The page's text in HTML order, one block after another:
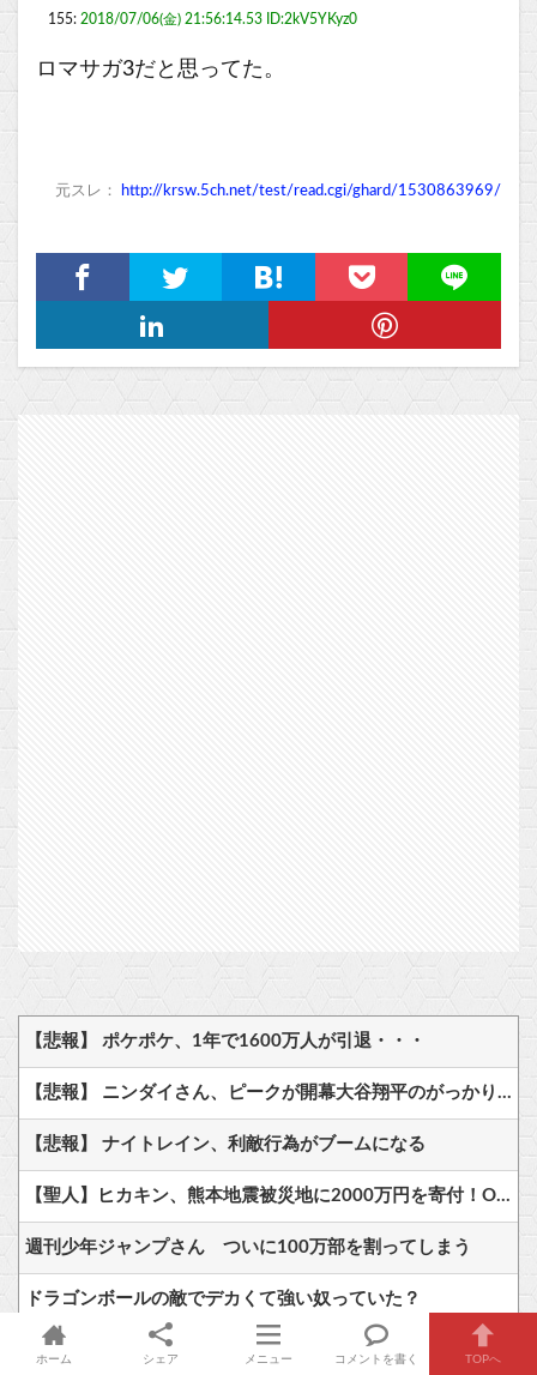
155: 2018/07/06(金) 21:56:14.53 ID:2kV5YKyz0
ロマサガ3だと思ってた。
元スレ： http://krsw.5ch.net/test/read.cgi/ghard/1530863969/
【悲報】 ポケポケ、1年で1600万人が引退・・・
【悲報】 ニンダイさん、ピークが開幕大谷翔平のがっかりダイレクトだったと言われてしまう
【悲報】 ナイトレイン、利敵行為がブームになる
【聖人】ヒカキン、熊本地震被災地に2000万円を寄付！ONICHA1万4400本も提供
週刊少年ジャンプさん ついに100万部を割ってしまう
ドラゴンボールの敵でデカくて強い奴っていた？
ホーム シェア メニュー コメントを書く TOPへ